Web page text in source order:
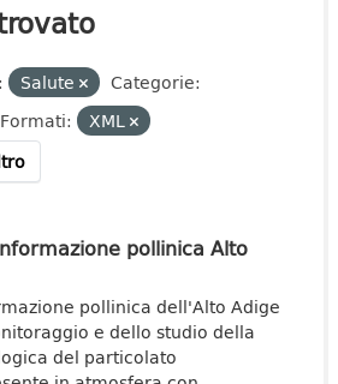
Salute
Categorie:
Formati:
XML
pollinica Alto
pollinica dell'Alto Adige
e dello studio della
del particolato